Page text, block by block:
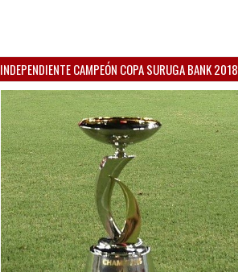
INDEPENDIENTE CAMPEÓN COPA SURUGA BANK 2018